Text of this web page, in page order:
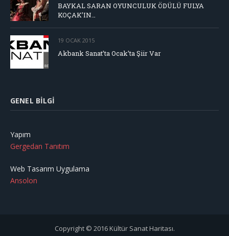
BAYKAL SARAN OYUNCULUK ÖDÜLÜ FULYA
KOÇAK’IN…
19 OCAK 2015
Akbank Sanat’ta Ocak’ta Şiir Var
GENEL BILGI
Yapım
Gergedan Tanıtım
Web Tasarım Uygulama
Ansolon
Copyright © 2016 Kültür Sanat Haritası.